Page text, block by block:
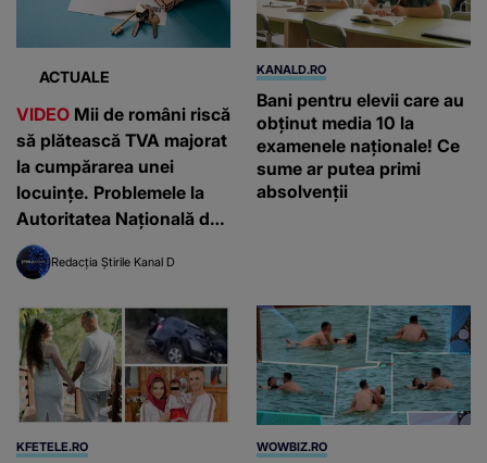
ACTUALE
VIDEO Mii de români riscă
să plătească TVA majorat
la cumpărarea unei
locuințe. Problemele la
Autoritatea Națională de
Cadastru
Redacția Știrile Kanal D
KANALD.RO
Bani pentru elevii care au
obținut media 10 la
examenele naționale! Ce
sume ar putea primi
absolvenții
KFETELE.RO WOWBIZ.RO